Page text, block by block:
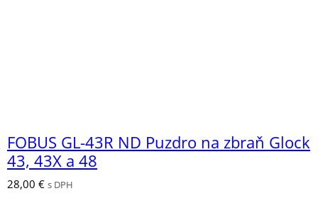
FOBUS GL-43R ND Puzdro na zbraň Glock
43, 43X a 48
28,00 € s DPH